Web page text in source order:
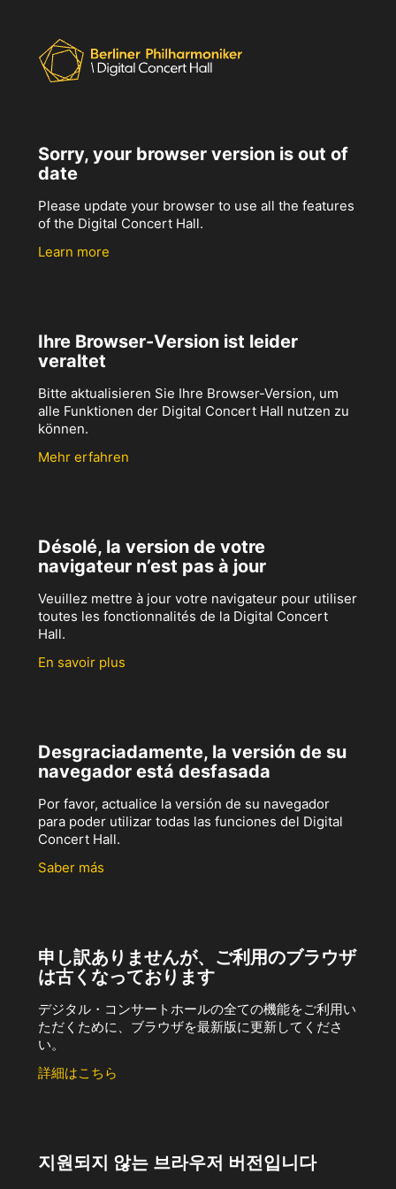
Sorry, your browser version is out of
date
Please update your browser to use all the features
of the Digital Concert Hall.
Learn more
Ihre Browser-Version ist leider
veraltet
Bitte aktualisieren Sie Ihre Browser-Version, um
alle Funktionen der Digital Concert Hall nutzen zu
können.
Mehr erfahren
Désolé, la version de votre
navigateur n’est pas à jour
Veuillez mettre à jour votre navigateur pour utiliser
toutes les fonctionnalités de la Digital Concert
Hall.
En savoir plus
Desgraciadamente, la versión de su
navegador está desfasada
Por favor, actualice la versión de su navegador
para poder utilizar todas las funciones del Digital
Concert Hall.
Saber más
申し訳ありませんが、ご利用のブラウザ
は古くなっております
デジタル・コンサートホールの全ての機能をご利用い
ただくために、ブラウザを最新版に更新してくださ
い。
詳細はこちら
지원되지 않는 브라우저 버전입니다